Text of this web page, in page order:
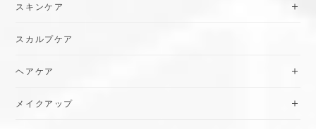
スキンケア
スカルプケア
ヘアケア
メイクアップ